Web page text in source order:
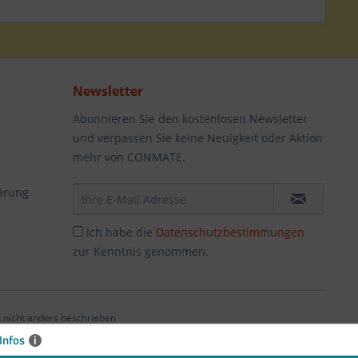
i
Newsletter
Abonnieren Sie den kostenlosen Newsletter
und verpassen Sie keine Neuigkeit oder Aktion
mehr von CONMATE.
Ich habe die Datenschutzbestimmungen
zur Kenntnis genommen.
anders beschrieben